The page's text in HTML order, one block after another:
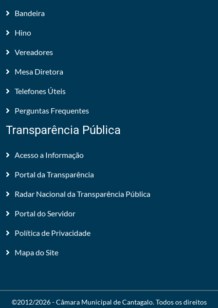
Bandeira
Hino
Vereadores
Mesa Diretora
Telefones Úteis
Perguntas Frequentes
Transparência Pública
Acesso a Informação
Portal da Transparência
Radar Nacional da Transparência Pública
Portal do Servidor
Política de Privacidade
Mapa do Site
©2012/2026 -Câmara Municipal de Cantagalo. Todos os direitos